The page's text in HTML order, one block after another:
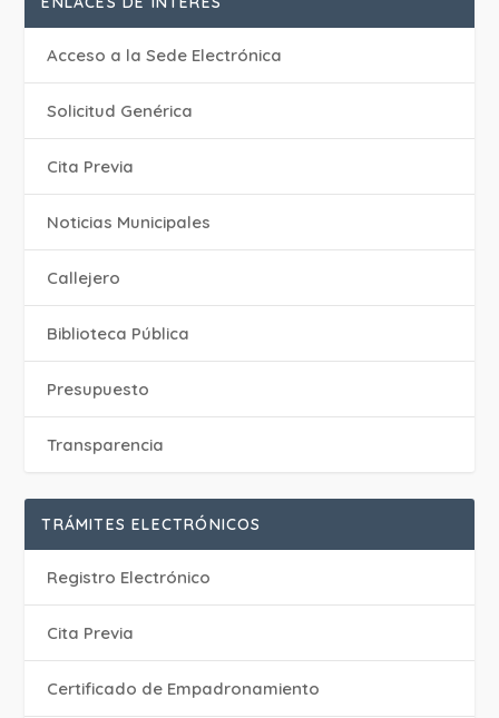
Acceso a la Sede Electrónica
Solicitud Genérica
Cita Previa
‎Noticias Municipales
Callejero
Biblioteca Pública
Presupuesto
Transparencia
TRÁMITES ELECTRÓNICOS
Registro Electrónico
Cita Previa
Certificado de Empadronamiento